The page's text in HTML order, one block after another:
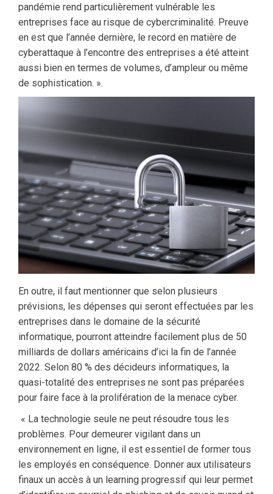
pandémie rend particulièrement vulnérable les
entreprises face au risque de cybercriminalité. Preuve
en est que l’année dernière, le record en matière de
cyberattaque à l’encontre des entreprises a été atteint
aussi bien en termes de volumes, d’ampleur ou même
de sophistication. ».
En outre, il faut mentionner que selon plusieurs
prévisions, les dépenses qui seront effectuées par les
entreprises dans le domaine de la sécurité
informatique, pourront atteindre facilement plus de 50
milliards de dollars américains d’ici la fin de l’année
2022. Selon 80 % des décideurs informatiques, la
quasi-totalité des entreprises ne sont pas préparées
pour faire face à la prolifération de la menace cyber.
« La technologie seule ne peut résoudre tous les
problèmes. Pour demeurer vigilant dans un
environnement en ligne, il est essentiel de former tous
les employés en conséquence. Donner aux utilisateurs
finaux un accès à un learning progressif qui leur permet